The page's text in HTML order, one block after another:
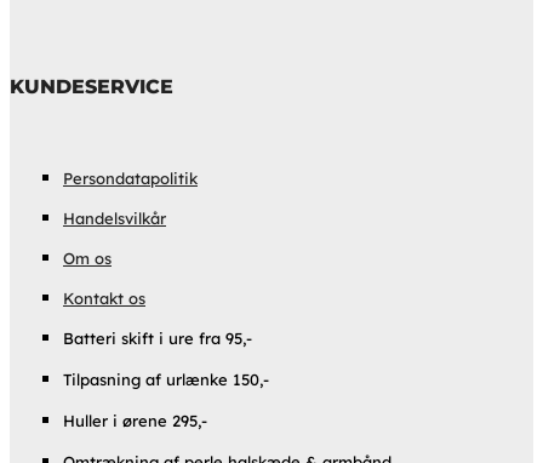
KUNDESERVICE
Persondatapolitik
Handelsvilkår
Om os
Kontakt os
Batteri skift i ure fra 95,-
Tilpasning af urlænke 150,-
Huller i ørene 295,-